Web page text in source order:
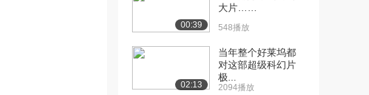
00:39
大片……
548播放
02:13
当年整个好莱坞都
对这部超级科幻片
极...
2094播放